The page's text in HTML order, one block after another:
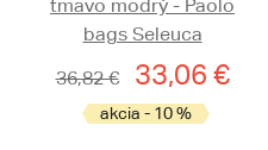
tmavo modrý - Paolo
bags Seleuca
36,82 €
33,06 €
akcia - 10 %